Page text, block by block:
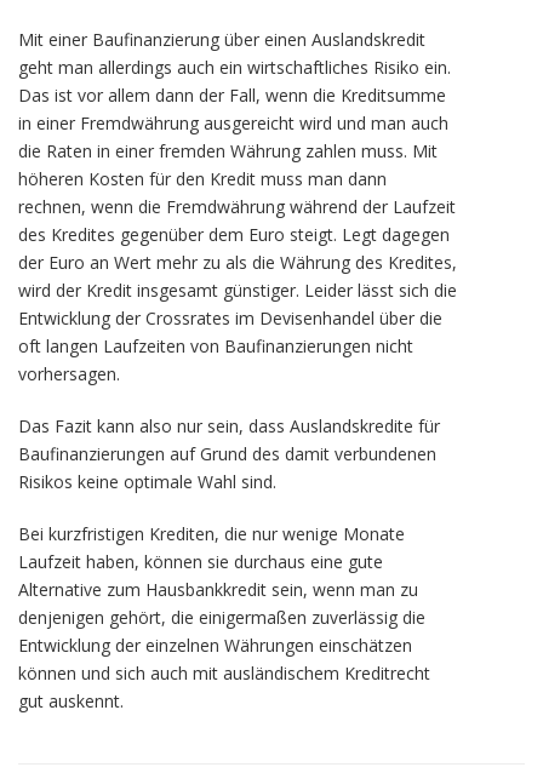
Mit einer Baufinanzierung über einen Auslandskredit
geht man allerdings auch ein wirtschaftliches Risiko ein.
Das ist vor allem dann der Fall, wenn die Kreditsumme
in einer Fremdwährung ausgereicht wird und man auch
die Raten in einer fremden Währung zahlen muss. Mit
höheren Kosten für den Kredit muss man dann
rechnen, wenn die Fremdwährung während der Laufzeit
des Kredites gegenüber dem Euro steigt. Legt dagegen
der Euro an Wert mehr zu als die Währung des Kredites,
wird der Kredit insgesamt günstiger. Leider lässt sich die
Entwicklung der Crossrates im Devisenhandel über die
oft langen Laufzeiten von Baufinanzierungen nicht
vorhersagen.
Das Fazit kann also nur sein, dass Auslandskredite für
Baufinanzierungen auf Grund des damit verbundenen
Risikos keine optimale Wahl sind.
Bei kurzfristigen Krediten, die nur wenige Monate
Laufzeit haben, können sie durchaus eine gute
Alternative zum Hausbankkredit sein, wenn man zu
denjenigen gehört, die einigermaßen zuverlässig die
Entwicklung der einzelnen Währungen einschätzen
können und sich auch mit ausländischem Kreditrecht
gut auskennt.